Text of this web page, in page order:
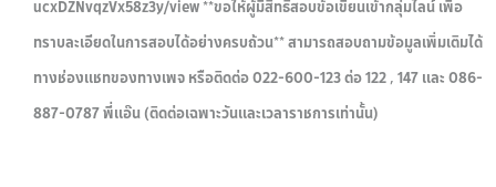
ucxDZNvqzVx58z3y/view **ขอให้ผู้มีสิทธิ์สอบข้อเขียนเข้ากลุ่มไลน์ เพื่อ
ทราบละเอียดในการสอบได้อย่างครบถ้วน** สามารถสอบถามข้อมูลเพิ่มเติมได้
ทางช่องแชทของทางเพจ หรือติดต่อ 022-600-123 ต่อ 122 , 147 และ 086-
887-0787 พี่แอ๊น (ติดต่อเฉพาะวันและเวลาราชการเท่านั้น)